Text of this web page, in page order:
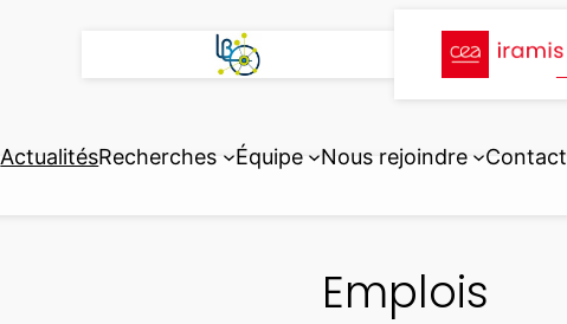
ActualitésRecherches Équipe Nous rejoindre Contact
Emplois